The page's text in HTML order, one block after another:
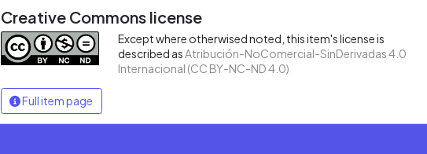
Creative Commons license
Except where otherwised noted, this item's license is
described as Atribución-NoComercial-SinDerivadas 4.0
Internacional (CC BY-NC-ND 4.0)
Full item page